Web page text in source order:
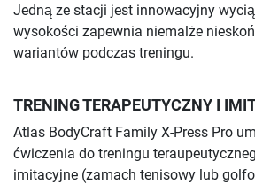
Jedną ze stacji jest innowacyjny
wysokości zapewnia niemalże
wariantów podczas treningu.
TRENING TERAPEUTYCZNY I
Atlas BodyCraft Family X-Press Pro
ćwiczenia do treningu
imitacyjne (zamach tenisowy lub